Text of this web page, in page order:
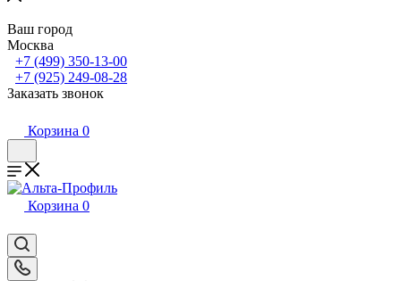
Ваш город
Москва
+7 (499) 350-13-00
+7 (925) 249-08-28
Заказать звонок
Корзина 0
Корзина 0